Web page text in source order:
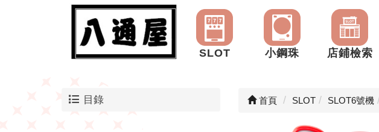
SLOT 小鋼珠 店鋪檢索
目錄 首頁 SLOT SLOT6號機